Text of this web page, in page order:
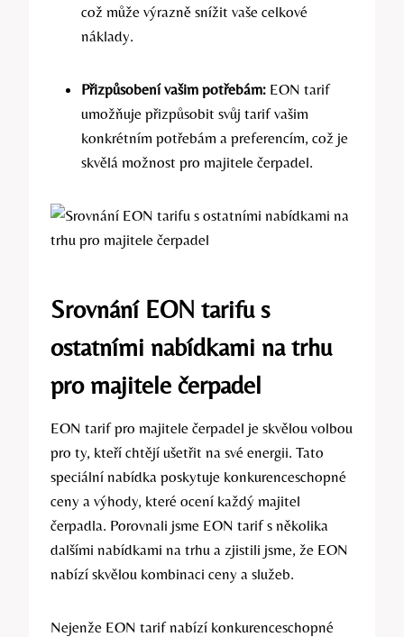
což může výrazně snížit vaše celkové
náklady.
Přizpůsobení vašim potřebám: EON tarif
umožňuje přizpůsobit svůj tarif vašim
konkrétním potřebám a preferencím, což je
skvělá možnost pro majitele čerpadel.
Srovnání EON tarifu s
ostatními nabídkami na trhu
pro majitele čerpadel
EON tarif pro majitele čerpadel je skvělou volbou
pro ty, kteří chtějí ušetřit na své energii. Tato
speciální nabídka poskytuje konkurenceschopné
ceny a výhody, které ocení každý majitel
čerpadla. Porovnali jsme EON tarif s několika
dalšími nabídkami na trhu a zjistili jsme, že EON
nabízí skvělou kombinaci ceny a služeb.
Nejenže EON tarif nabízí konkurenceschopné